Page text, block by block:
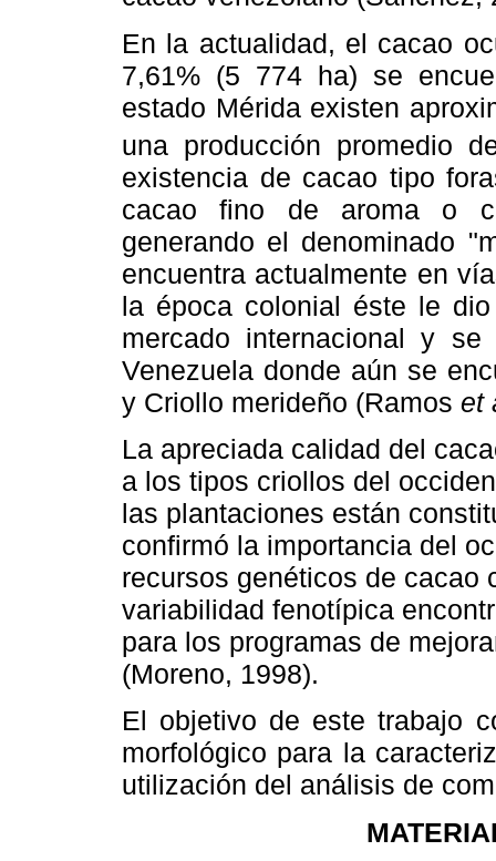
En la actualidad, el cacao
7,61% (5 774 ha) se
estado Mérida existen
una producción promedio
existencia de cacao tipo
cacao fino de aroma o
generando el denominado
encuentra actualmente en
la época colonial éste le
mercado internacional y
Venezuela donde aún se
y Criollo merideño (Ramos et
La apreciada calidad del
a los tipos criollos del
las plantaciones están
confirmó la importancia del
recursos genéticos de cacao
variabilidad fenotípica
para los programas de
(Moreno, 1998).
El objetivo de este trabajo
morfológico para la
utilización del análisis de